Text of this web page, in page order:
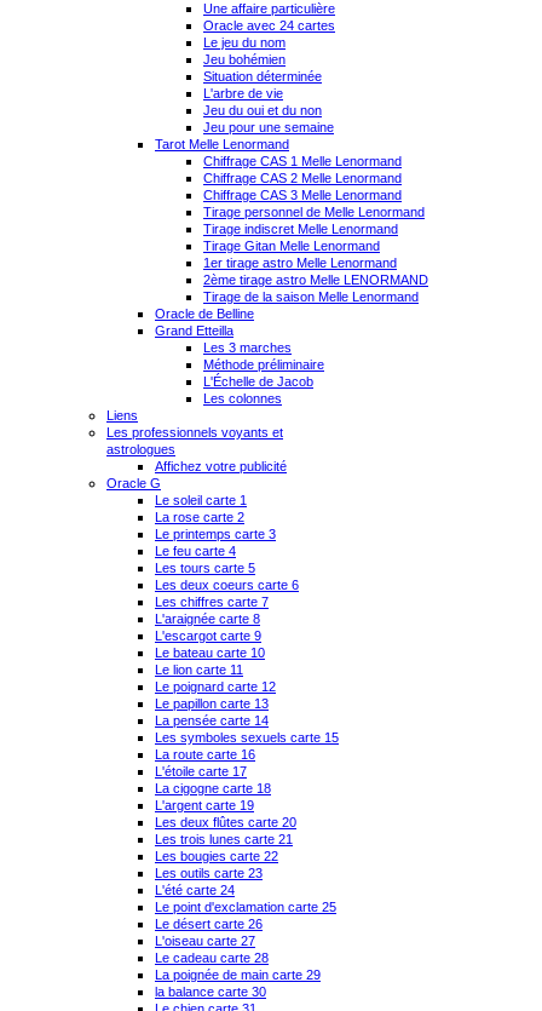
Une affaire particulière
Oracle avec 24 cartes
Le jeu du nom
Jeu bohémien
Situation déterminée
L'arbre de vie
Jeu du oui et du non
Jeu pour une semaine
Tarot Melle Lenormand
Chiffrage CAS 1 Melle Lenormand
Chiffrage CAS 2 Melle Lenormand
Chiffrage CAS 3 Melle Lenormand
Tirage personnel de Melle Lenormand
Tirage indiscret Melle Lenormand
Tirage Gitan Melle Lenormand
1er tirage astro Melle Lenormand
2ème tirage astro Melle LENORMAND
Tirage de la saison Melle Lenormand
Oracle de Belline
Grand Etteilla
Les 3 marches
Méthode préliminaire
L'Échelle de Jacob
Les colonnes
Liens
Les professionnels voyants et
astrologues
Affichez votre publicité
Oracle G
Le soleil carte 1
La rose carte 2
Le printemps carte 3
Le feu carte 4
Les tours carte 5
Les deux coeurs carte 6
Les chiffres carte 7
L'araignée carte 8
L'escargot carte 9
Le bateau carte 10
Le lion carte 11
Le poignard carte 12
Le papillon carte 13
La pensée carte 14
Les symboles sexuels carte 15
La route carte 16
L'étoile carte 17
La cigogne carte 18
L'argent carte 19
Les deux flûtes carte 20
Les trois lunes carte 21
Les bougies carte 22
Les outils carte 23
L'été carte 24
Le point d'exclamation carte 25
Le désert carte 26
L'oiseau carte 27
Le cadeau carte 28
La poignée de main carte 29
la balance carte 30